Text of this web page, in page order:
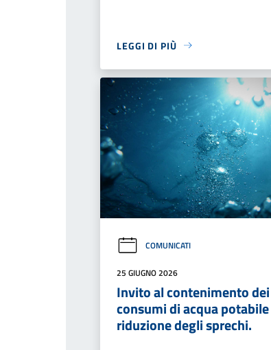
LEGGI DI PIÙ
COMUNICATI
25 GIUGNO 2026
Invito al contenimento dei
consumi di acqua
riduzione degli sprechi.